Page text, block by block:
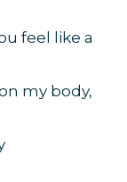
feel like a
my body,